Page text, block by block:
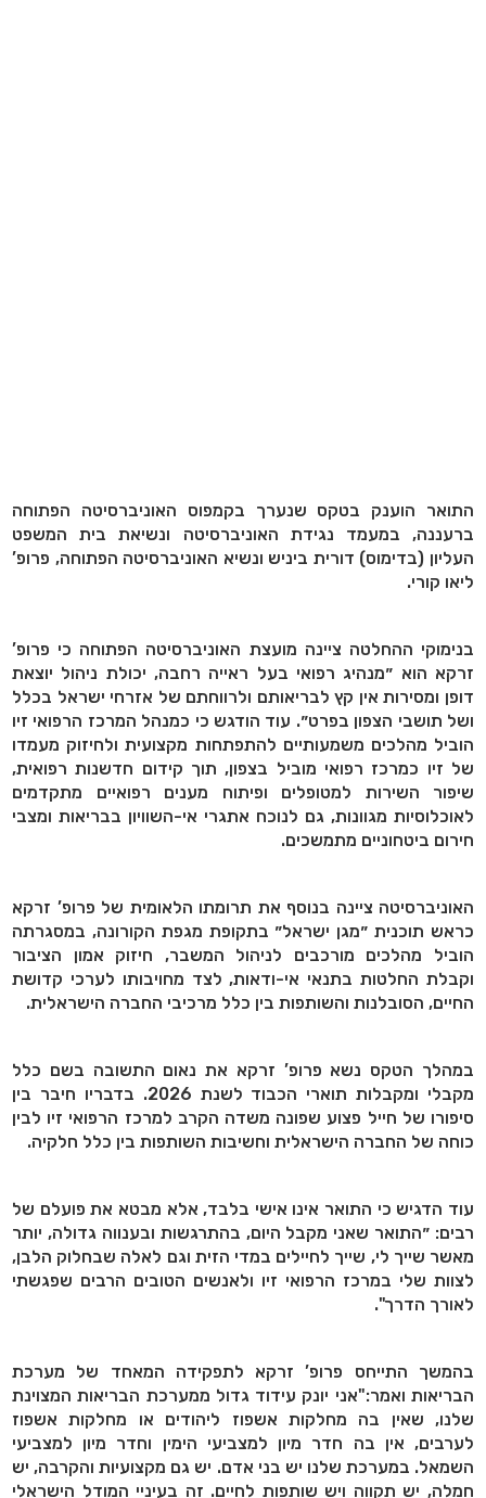
התואר הוענק בטקס שנערך בקמפוס האוניברסיטה הפתוחה
ברעננה, במעמד נגידת האוניברסיטה ונשיאת בית המשפט
העליון (בדימוס) דורית ביניש ונשיא האוניברסיטה הפתוחה, פרופ’
ליאו קורי.
בנימוקי ההחלטה ציינה מועצת האוניברסיטה הפתוחה כי פרופ’
זרקא הוא ״מנהיג רפואי בעל ראייה רחבה, יכולת ניהול יוצאת
דופן ומסירות אין קץ לבריאותם ולרווחתם של אזרחי ישראל בכלל
ושל תושבי הצפון בפרט״. עוד הודגש כי כמנהל המרכז הרפואי זיו
הוביל מהלכים משמעותיים להתפתחות מקצועית ולחיזוק מעמדו
של זיו כמרכז רפואי מוביל בצפון, תוך קידום חדשנות רפואית,
שיפור השירות למטופלים ופיתוח מענים רפואיים מתקדמים
לאוכלוסיות מגוונות, גם לנוכח אתגרי אי-השוויון בבריאות ומצבי
חירום ביטחוניים מתמשכים.
האוניברסיטה ציינה בנוסף את תרומתו הלאומית של פרופ’ זרקא
כראש תוכנית ״מגן ישראל״ בתקופת מגפת הקורונה, במסגרתה
הוביל מהלכים מורכבים לניהול המשבר, חיזוק אמון הציבור
וקבלת החלטות בתנאי אי-ודאות, לצד מחויבותו לערכי קדושת
החיים, הסובלנות והשותפות בין כלל מרכיבי החברה הישראלית.
במהלך הטקס נשא פרופ’ זרקא את נאום התשובה בשם כלל
מקבלי ומקבלות תוארי הכבוד לשנת 2026. בדבריו חיבר בין
סיפורו של חייל פצוע שפונה משדה הקרב למרכז הרפואי זיו לבין
כוחה של החברה הישראלית וחשיבות השותפות בין כלל חלקיה.
עוד הדגיש כי התואר אינו אישי בלבד, אלא מבטא את פועלם של
רבים: ״התואר שאני מקבל היום, בהתרגשות ובענווה גדולה, יותר
מאשר שייך לי, שייך לחיילים במדי הזית וגם לאלה שבחלוק הלבן,
לצוות שלי במרכז הרפואי זיו ולאנשים הטובים הרבים שפגשתי
לאורך הדרך".
בהמשך התייחס פרופ’ זרקא לתפקידה המאחד של מערכת
הבריאות ואמר:"אני יונק עידוד גדול ממערכת הבריאות המצוינת
שלנו, שאין בה מחלקות אשפוז ליהודים או מחלקות אשפוז
לערבים, אין בה חדר מיון למצביעי הימין וחדר מיון למצביעי
השמאל. במערכת שלנו יש בני אדם. יש גם מקצועיות והקרבה, יש
חמלה, יש תקווה ויש שותפות לחיים. זה בעיניי המודל הישראלי